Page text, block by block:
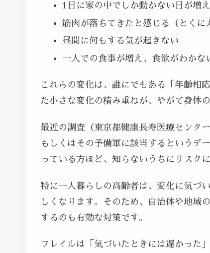
1日に家の中でしか動かない日が増
筋肉が落ちてきたと感じる（とくに
昼間に何もする気が起きない
一人での食事が増え、食欲がわかな
これらの変化は、誰にでもある「年齢相
た小さな変化の積み重ねが、やがて身体
最近の調査（東京都健康長寿医療センタ
もしくはその予備軍に該当するというデ
っている方ほど、知らないうちにリスク
特に一人暮らしの高齢者は、変化に気づ
しくなります。そのため、自治体や地域
するのも有効な対策です。
フレイルは「気づいたときには遅かった